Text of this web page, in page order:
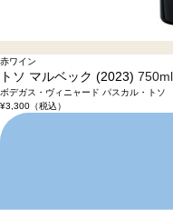
赤ワイン
トソ マルベック (2023) 750ml
ボデガス・ヴィニャード パスカル・トソ
¥3,300（税込）